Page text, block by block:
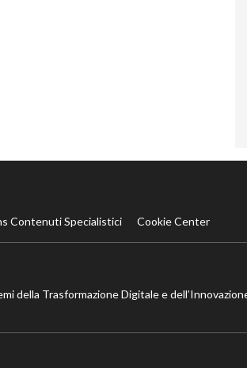
Contenuti Specialistici Cookie Center
della Trasformazione Digitale e